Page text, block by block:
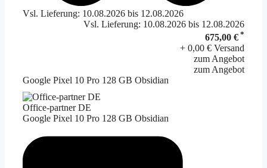
Vsl. Lieferung: 10.08.2026 bis 12.08.2026
Vsl. Lieferung: 10.08.2026 bis 12.08.2026
675,00 € *
+ 0,00 € Versand
zum Angebot
zum Angebot
Google Pixel 10 Pro 128 GB Obsidian
Office-partner DE
Google Pixel 10 Pro 128 GB Obsidian